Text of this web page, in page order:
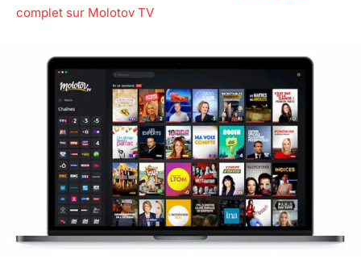
complet sur Molotov TV